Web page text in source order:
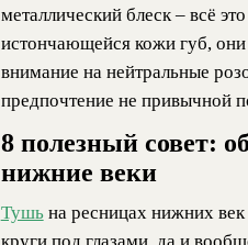
металлический блеск – всё
истончающейся кожи губ,
внимание на нейтральные
предпочтение не привычной
8 полезный совет:
нижние веки
Тушьна ресницах нижних век